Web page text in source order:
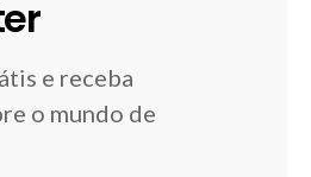
e receba
o mundo de